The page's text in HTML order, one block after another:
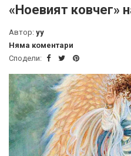
«Ноевият ковчег»
Автор: yy
Няма коментари
Сподели: